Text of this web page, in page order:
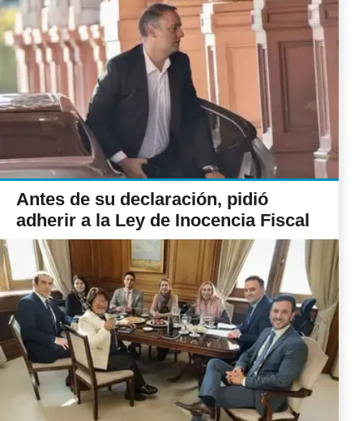
Antes de su declaración, pidió
adherir a la Ley de Inocencia Fiscal